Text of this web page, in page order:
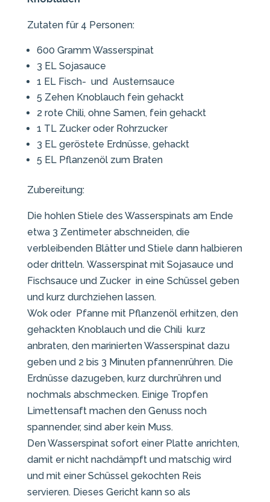
Zutaten für 4 Personen:
600 Gramm Wasserspinat
3 EL Sojasauce
1 EL Fisch- und Austernsauce
5 Zehen Knoblauch fein gehackt
2 rote Chili, ohne Samen, fein gehackt
1 TL Zucker oder Rohrzucker
3 EL geröstete Erdnüsse, gehackt
5 EL Pflanzenöl zum Braten
Zubereitung:
Die hohlen Stiele des Wasserspinats am Ende
etwa 3 Zentimeter abschneiden, die
verbleibenden Blätter und Stiele dann halbieren
oder dritteln. Wasserspinat mit Sojasauce und
Fischsauce und Zucker in eine Schüssel geben
und kurz durchziehen lassen.
Wok oder Pfanne mit Pflanzenöl erhitzen, den
gehackten Knoblauch und die Chili kurz
anbraten, den marinierten Wasserspinat dazu
geben und 2 bis 3 Minuten pfannenrühren. Die
Erdnüsse dazugeben, kurz durchrühren und
nochmals abschmecken. Einige Tropfen
Limettensaft machen den Genuss noch
spannender, sind aber kein Muss.
Den Wasserspinat sofort einer Platte anrichten,
damit er nicht nachdämpft und matschig wird
und mit einer Schüssel gekochten Reis
servieren. Dieses Gericht kann so als